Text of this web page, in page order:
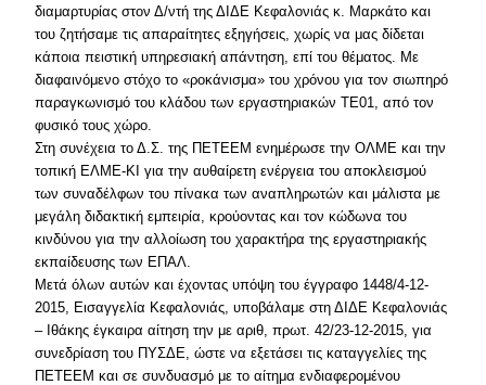
διαμαρτυρίας στον Δ/ντή της ΔΙΔΕ Κεφαλονιάς κ. Μαρκάτο και
του ζητήσαμε τις απαραίτητες εξηγήσεις, χωρίς να μας δίδεται
κάποια πειστική υπηρεσιακή απάντηση, επί του θέματος. Με
διαφαινόμενο στόχο το «ροκάνισμα» του χρόνου για τον σιωπηρό
παραγκωνισμό του κλάδου των εργαστηριακών ΤΕ01, από τον
φυσικό τους χώρο.
Στη συνέχεια το Δ.Σ. της ΠΕΤΕΕΜ ενημέρωσε την ΟΛΜΕ και την
τοπική ΕΛΜΕ-ΚΙ για την αυθαίρετη ενέργεια του αποκλεισμού
των συναδέλφων του πίνακα των αναπληρωτών και μάλιστα με
μεγάλη διδακτική εμπειρία, κρούοντας και τον κώδωνα του
κινδύνου για την αλλοίωση του χαρακτήρα της εργαστηριακής
εκπαίδευσης των ΕΠΑΛ.
Μετά όλων αυτών και έχοντας υπόψη του έγγραφο 1448/4-12-
2015, Εισαγγελία Κεφαλονιάς, υποβάλαμε στη ΔΙΔΕ Κεφαλονιάς
– Ιθάκης έγκαιρα αίτηση την με αριθ, πρωτ. 42/23-12-2015, για
συνεδρίαση του ΠΥΣΔΕ, ώστε να εξετάσει τις καταγγελίες της
ΠΕΤΕΕΜ και σε συνδυασμό με το αίτημα ενδιαφερομένου